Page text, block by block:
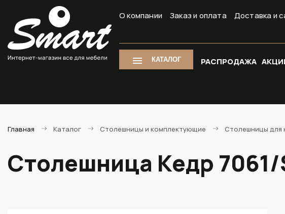
О компании Заказ и оплата Доставка и
КАТАЛОГ РАСПРОДАЖА
Главная Каталог Столешницы и комплектующие Cтолешницы для
Столешница Кедр 7061/